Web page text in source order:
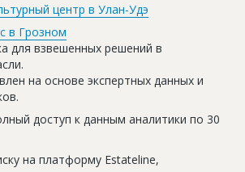
центр в Улан-Удэ
в Грозном
для взвешенных решений в
на основе экспертных данных и
доступ к данным аналитики по 30
на платформу Estateline,